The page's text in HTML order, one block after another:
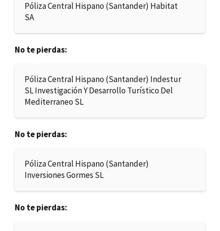
Póliza Central Hispano (Santander) Habitat
SA
No te pierdas:
Póliza Central Hispano (Santander) Indestur
SL Investigación Y Desarrollo Turístico Del
Mediterraneo SL
No te pierdas:
Póliza Central Hispano (Santander)
Inversiones Gormes SL
No te pierdas: